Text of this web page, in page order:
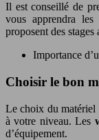
Il est conseillé de
vous apprendra
proposent des stages
Importance
Choisir le bon
Le choix du matériel
à votre niveau. Les
d’équipement.